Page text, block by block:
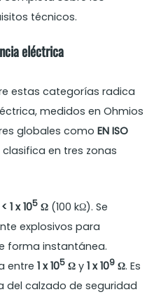
técnicos.
eléctrica
estas categorías radica
medidos en Ohmios
globales comoEN ISO
clasifica en tres zonas
< 1 x 105 Ω (100 kΩ). Se
explosivos para
forma instantánea.
entre1 x 105 Ω y1 x 109 Ω. Es
del calzado de seguridad